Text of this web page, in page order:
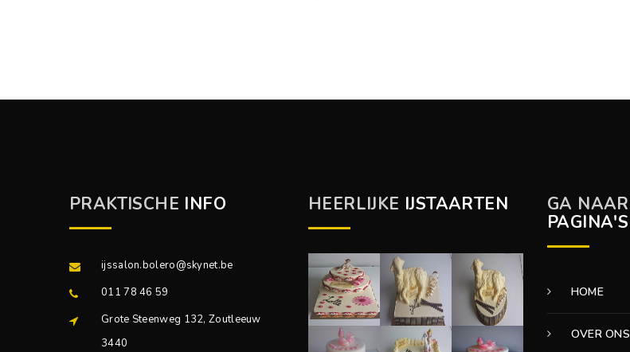
PRAKTISCHE INFO
ijssalon.bolero@skynet.be
011 78 46 59
Grote Steenweg 132, Zoutleeuw
3440
HEERLIJKE IJSTAARTEN GA NAAR
PAGINA'S
HOME
OVER ONS